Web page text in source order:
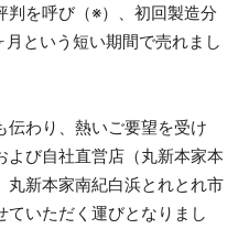
判を呼び（※）、初回製造分
という短い期間で売れまし
伝わり、熱いご要望を受け
び自社直営店（丸新本家本
丸新本家南紀白浜とれとれ市
いただく運びとなりまし